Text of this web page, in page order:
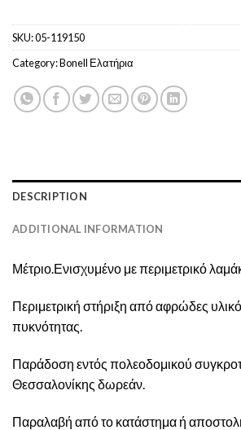
SKU:05-119150
Category:Bonell Ελατήρια
DESCRIPTION
ADDITIONAL INFORMATION
Μέτριο.Ενισχυμένο με περιμετρικό
Περιμετρική στήριξη από αφρώδες
πυκνότητας.
Παράδοση εντός πολεοδομικού
Θεσσαλονίκης δωρεάν.
Παραλαβή από το κατάστημα ή